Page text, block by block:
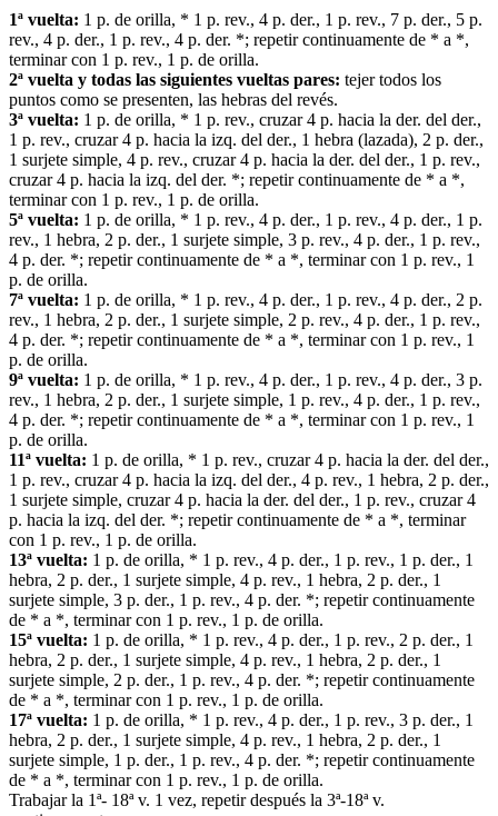
1ª vuelta: 1 p. de orilla, * 1 p. rev., 4 p. der., 1 p. rev., 7 p. der., 5 p.
rev., 4 p. der., 1 p. rev., 4 p. der. *; repetir continuamente de * a *,
terminar con 1 p. rev., 1 p. de orilla.
2ª vuelta y todas las siguientes vueltas pares: tejer todos los
puntos como se presenten, las hebras del revés.
3ª vuelta: 1 p. de orilla, * 1 p. rev., cruzar 4 p. hacia la der. del der.,
1 p. rev., cruzar 4 p. hacia la izq. del der., 1 hebra (lazada), 2 p. der.,
1 surjete simple, 4 p. rev., cruzar 4 p. hacia la der. del der., 1 p. rev.,
cruzar 4 p. hacia la izq. del der. *; repetir continuamente de * a *,
terminar con 1 p. rev., 1 p. de orilla.
5ª vuelta: 1 p. de orilla, * 1 p. rev., 4 p. der., 1 p. rev., 4 p. der., 1 p.
rev., 1 hebra, 2 p. der., 1 surjete simple, 3 p. rev., 4 p. der., 1 p. rev.,
4 p. der. *; repetir continuamente de * a *, terminar con 1 p. rev., 1
p. de orilla.
7ª vuelta: 1 p. de orilla, * 1 p. rev., 4 p. der., 1 p. rev., 4 p. der., 2 p.
rev., 1 hebra, 2 p. der., 1 surjete simple, 2 p. rev., 4 p. der., 1 p. rev.,
4 p. der. *; repetir continuamente de * a *, terminar con 1 p. rev., 1
p. de orilla.
9ª vuelta: 1 p. de orilla, * 1 p. rev., 4 p. der., 1 p. rev., 4 p. der., 3 p.
rev., 1 hebra, 2 p. der., 1 surjete simple, 1 p. rev., 4 p. der., 1 p. rev.,
4 p. der. *; repetir continuamente de * a *, terminar con 1 p. rev., 1
p. de orilla.
11ª vuelta: 1 p. de orilla, * 1 p. rev., cruzar 4 p. hacia la der. del der.,
1 p. rev., cruzar 4 p. hacia la izq. del der., 4 p. rev., 1 hebra, 2 p. der.,
1 surjete simple, cruzar 4 p. hacia la der. del der., 1 p. rev., cruzar 4
p. hacia la izq. del der. *; repetir continuamente de * a *, terminar
con 1 p. rev., 1 p. de orilla.
13ª vuelta: 1 p. de orilla, * 1 p. rev., 4 p. der., 1 p. rev., 1 p. der., 1
hebra, 2 p. der., 1 surjete simple, 4 p. rev., 1 hebra, 2 p. der., 1
surjete simple, 3 p. der., 1 p. rev., 4 p. der. *; repetir continuamente
de * a *, terminar con 1 p. rev., 1 p. de orilla.
15ª vuelta: 1 p. de orilla, * 1 p. rev., 4 p. der., 1 p. rev., 2 p. der., 1
hebra, 2 p. der., 1 surjete simple, 4 p. rev., 1 hebra, 2 p. der., 1
surjete simple, 2 p. der., 1 p. rev., 4 p. der. *; repetir continuamente
de * a *, terminar con 1 p. rev., 1 p. de orilla.
17ª vuelta: 1 p. de orilla, * 1 p. rev., 4 p. der., 1 p. rev., 3 p. der., 1
hebra, 2 p. der., 1 surjete simple, 4 p. rev., 1 hebra, 2 p. der., 1
surjete simple, 1 p. der., 1 p. rev., 4 p. der. *; repetir continuamente
de * a *, terminar con 1 p. rev., 1 p. de orilla.
Trabajar la 1ª- 18ª v. 1 vez, repetir después la 3ª-18ª v.